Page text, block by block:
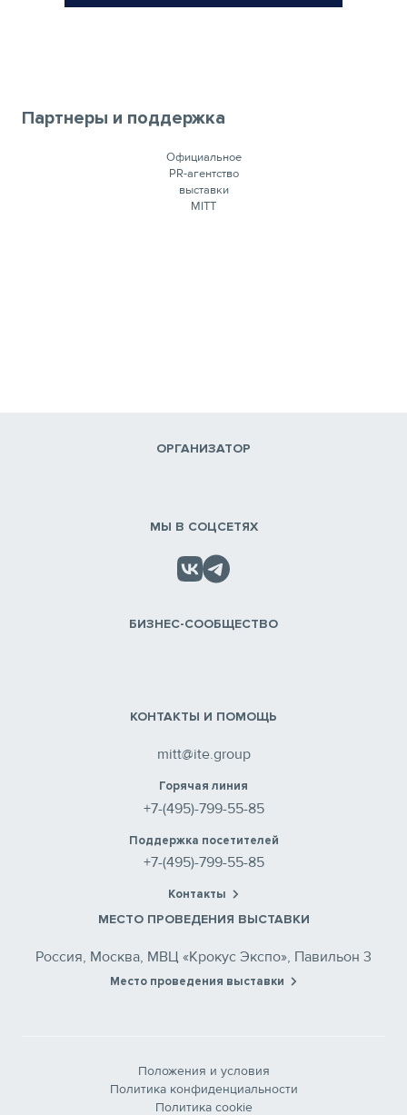
Партнеры и поддержка
Официальное
PR-агентство
выставки
MITT
ОРГАНИЗАТОР
МЫ В СОЦСЕТЯХ
БИЗНЕС-СООБЩЕСТВО
КОНТАКТЫ И ПОМОЩЬ
mitt@ite.group
Горячая линия
+7-(495)-799-55-85
Поддержка посетителей
+7-(495)-799-55-85
Контакты
МЕСТО ПРОВЕДЕНИЯ ВЫСТАВКИ
Россия, Москва, МВЦ «Крокус Экспо», Павильон 3
Место проведения выставки
Положения и условия
Политика конфиденциальности
Политика cookie